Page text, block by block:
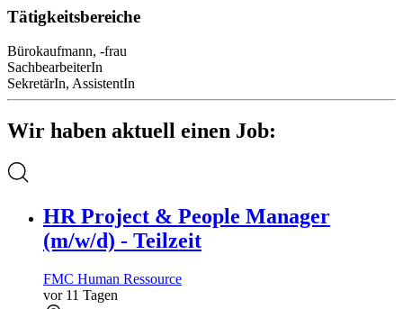
Tätigkeitsbereiche
Bürokaufmann, -frau
SachbearbeiterIn
SekretärIn, AssistentIn
Wir haben aktuell einen Job:
HR Project & People Manager
(m/w/d) - Teilzeit
FMC Human Ressource
vor 11 Tagen